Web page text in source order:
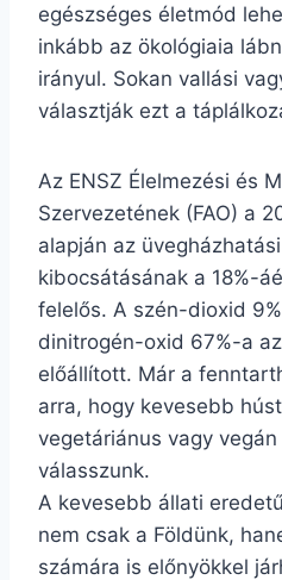
egészséges életmód
inkább az ökológiaia
irányul. Sokan vallási
választják ezt a
Az ENSZ Élelmezési és
Szervezetének (FAO) a
alapján az
kibocsátásának a 18%-
felelős. A szén-dioxid
dinitrogén-oxid 67%-a
előállított. Már a
arra, hogy kevesebb
vegetáriánus vagy
válasszunk.
A kevesebb állati
nem csak a Földünk,
számára is előnyökkel